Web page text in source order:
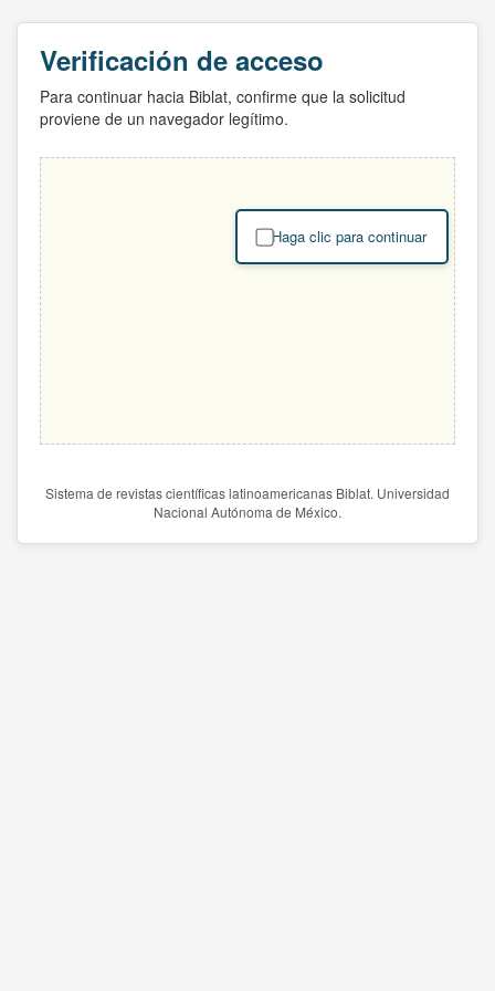
Verificación de acceso
Para continuar hacia Biblat, confirme que la solicitud
proviene de un navegador legítimo.
Haga clic para continuar
Sistema de revistas científicas latinoamericanas Biblat. Universidad
Nacional Autónoma de México.